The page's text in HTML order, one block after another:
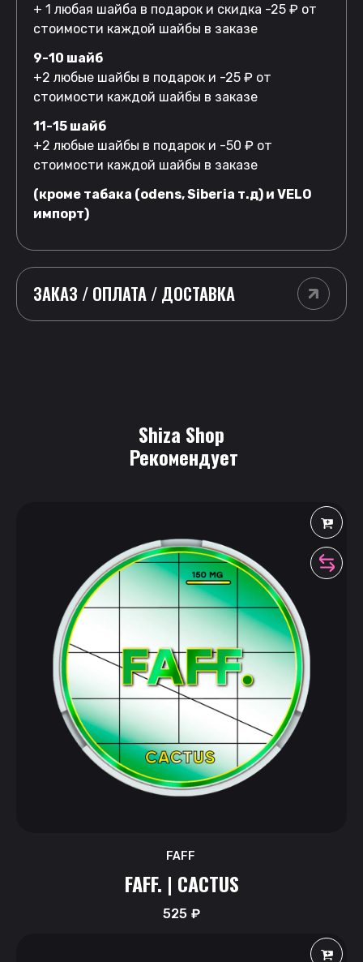
+ 1 любая шайба в подарок и скидка -25 ₽ от
стоимости каждой шайбы в заказе
9-10 шайб
+2 любые шайбы в подарок и -25 ₽ от
стоимости каждой шайбы в заказе
11-15 шайб
+2 любые шайбы в подарок и -50 ₽ от
стоимости каждой шайбы в заказе
(кроме табака (odens, Siberia т.д) и VELO
импорт)
ЗАКАЗ / ОПЛАТА / ДОСТАВКА
Shiza Shop
Рекомендует
FAFF
FAFF. | CACTUS
525₽